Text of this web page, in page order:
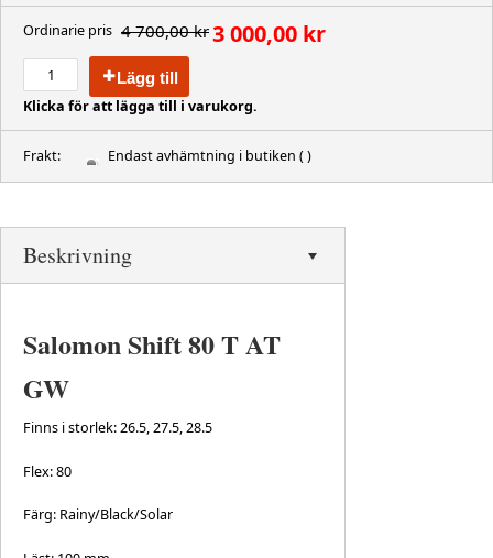
Ordinarie pris 4 700,00 kr3 000,00 kr
Lägg till
Klicka för att lägga till i varukorg.
Frakt: Endast avhämtning i butiken ( )
Beskrivning
Salomon Shift 80 T AT
GW
Finns i storlek: 26.5, 27.5, 28.5
Flex: 80
Färg: Rainy/Black/Solar